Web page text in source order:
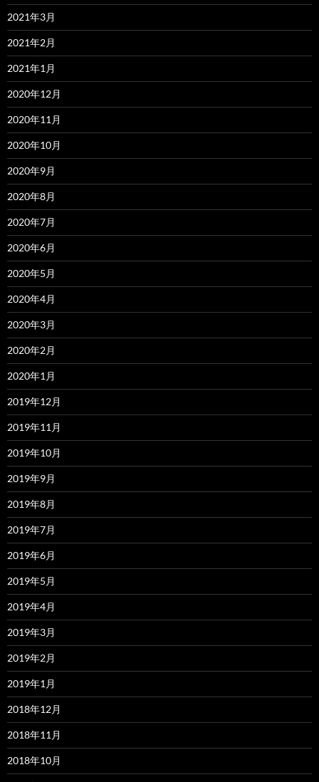
2021年3月
2021年2月
2021年1月
2020年12月
2020年11月
2020年10月
2020年9月
2020年8月
2020年7月
2020年6月
2020年5月
2020年4月
2020年3月
2020年2月
2020年1月
2019年12月
2019年11月
2019年10月
2019年9月
2019年8月
2019年7月
2019年6月
2019年5月
2019年4月
2019年3月
2019年2月
2019年1月
2018年12月
2018年11月
2018年10月